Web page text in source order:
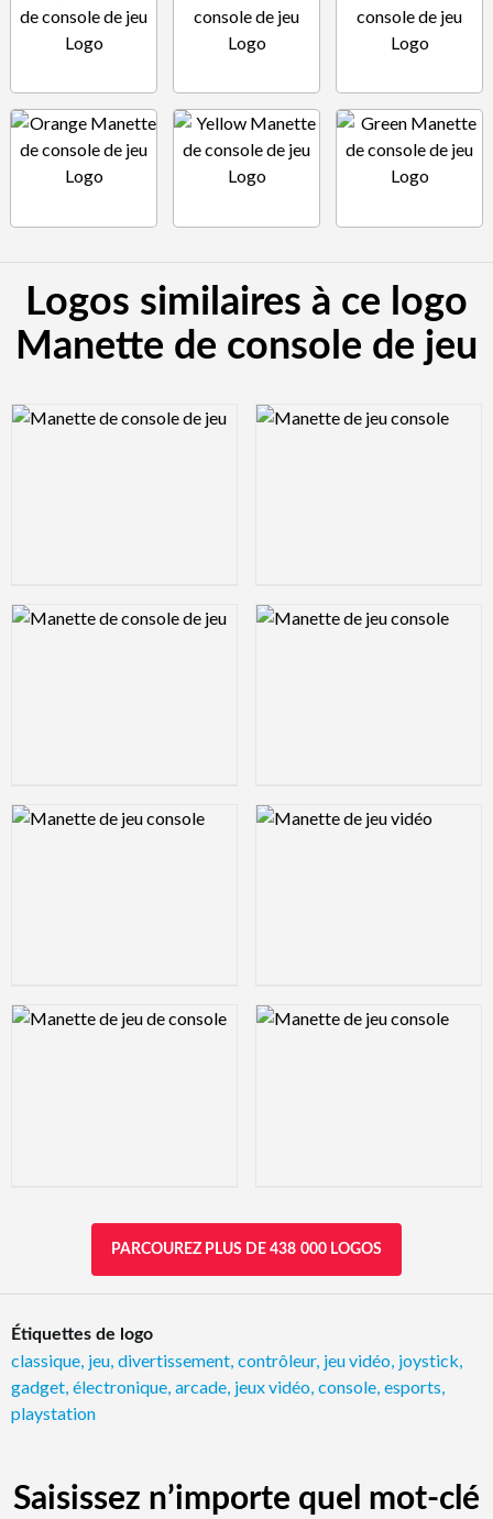
Logos similaires à ce logo
Manette de console de jeu
Logo Preview Image Logo Preview Image
Logo Preview Image Logo Preview Image
Logo Preview Image Logo Preview Image
Logo Preview Image Logo Preview Image
PARCOUREZ PLUS DE 438 000 LOGOS
Étiquettes de logo
classique jeu divertissement contrôleur, jeu vidéo joystick
gadget électronique arcade jeux vidéo console esports
playstation
Saisissez n’importe quel mot-clé